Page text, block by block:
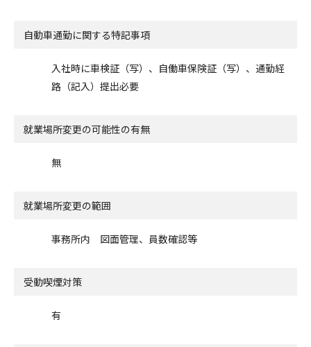
自動車通勤に関する特記事項
入社時に車検証（写）、自働車保険証（写）、通勤経
路（記入）提出必要
就業場所変更の可能性の有無
無
就業場所変更の範囲
事務所内 図面管理、員数確認等
受動喫煙対策
有